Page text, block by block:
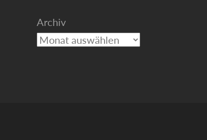
Archiv